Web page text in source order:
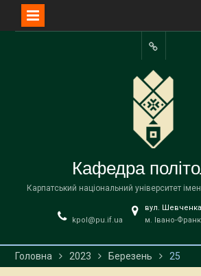
Facebook
Кафедра
Карпатський національний університет
kpol@pu.if.ua
вул.
м. Івано-
Головна 2023 Березень 25